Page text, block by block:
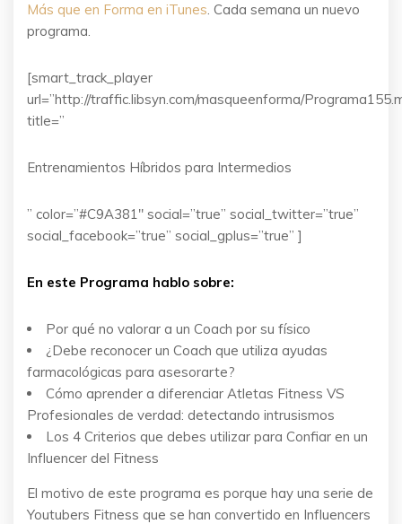
Más que en Forma en iTunes. Cada semana un nuevo
programa.
[smart_track_player
url=”http://traffic.libsyn.com/masqueenforma/
title=”
Entrenamientos Híbridos para Intermedios
” color=”#C9A381″ social=”true” social_twitter=”true”
social_facebook=”true” social_gplus=”true” ]
En este Programa hablo sobre:
Por qué no valorar a un Coach por su físico
¿Debe reconocer un Coach que utiliza ayudas
farmacológicas para asesorarte?
Cómo aprender a diferenciar Atletas Fitness VS
Profesionales de verdad: detectando intrusismos
Los 4 Criterios que debes utilizar para Confiar en un
Influencer del Fitness
El motivo de este programa es porque hay una serie de
Youtubers Fitness que se han convertido en Influencers